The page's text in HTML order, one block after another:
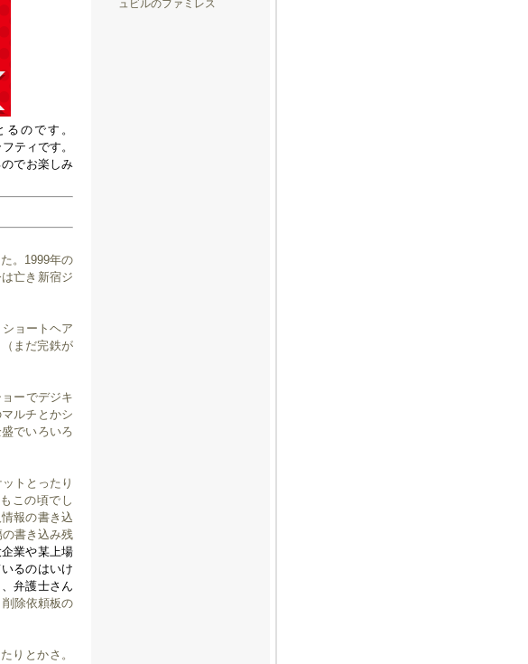
のです。
ティです。
でお楽しみ
。1999年の
亡き新宿ジ
ョートヘア
まだ完鉄が
ーでデジキ
ルチとかシ
でいろいろ
トとったり
この頃でし
報の書き込
書き込み残
業や某上場
るのはいけ
弁護士さん
除依頼板の
りとかさ。
ュビルのファミレス